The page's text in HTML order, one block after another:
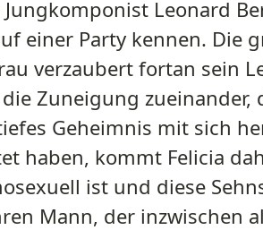
Leonard
einer Party kennen. Die
verzaubert fortan sein
Zuneigung
Geheimnis mit sich
haben, kommt Felicia
ist und diese
Mann, der inzwischen